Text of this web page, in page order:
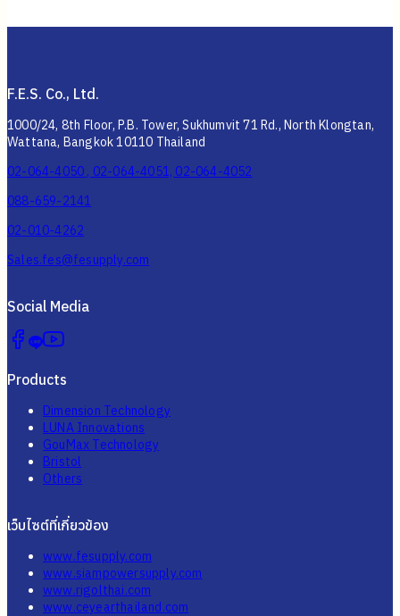
F.E.S. Co., Ltd.
1000/24, 8th Floor, P.B. Tower, Sukhumvit 71 Rd., North Klongtan,
Wattana, Bangkok 10110 Thailand
02-064-4050 , 02-064-4051, 02-064-4052
088-659-2141
02-010-4262
Sales.fes@fesupply.com
Social Media
Products
Dimension Technology
LUNA Innovations
GouMax Technology
Bristol
Others
เว็บไซต์ที่เกี่ยวข้อง
www.fesupply.com
www.siampowersupply.com
www.rigolthai.com
www.ceyearthailand.com